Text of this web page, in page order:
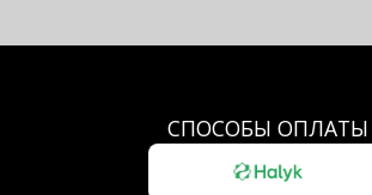
СПОСОБЫ ОПЛАТЫ